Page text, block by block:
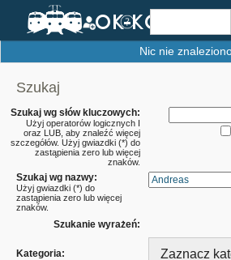
Nic nie
Szukaj
Szukaj wg słów kluczowych:
Użyj operatorów logicznych I
oraz LUB, aby znaleźć więcej
szczegółów. Użyj gwiazdki (*) do
zastąpienia zero lub więcej
znaków.
Szukaj wg nazwy:
Użyj gwiazdki (*) do
zastąpienia zero lub więcej
znaków.
Szukanie wyrażeń:
Kategoria: